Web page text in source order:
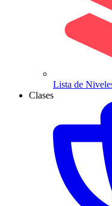
Lista de
Clases